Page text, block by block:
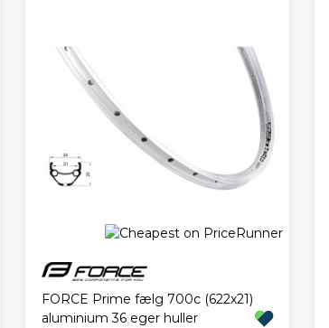
FORCE Prime fælg 700c (622x21)
aluminium 36 eger huller